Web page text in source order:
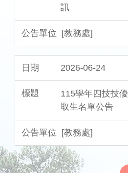
訊
[教務處]
2026-06-24
115學年四技技
取生名單公告
[教務處]